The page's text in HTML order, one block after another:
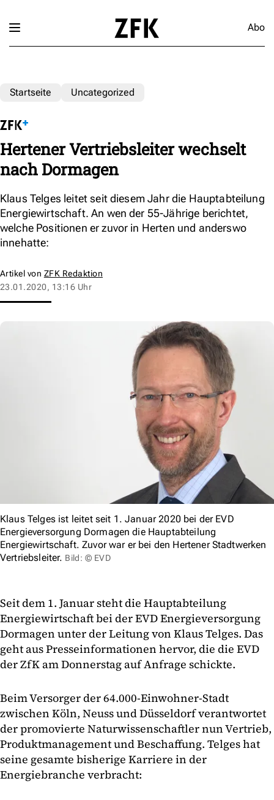
Abo
Startseite Uncategorized
Hertener Vertriebsleiter wechselt
nach Dormagen
Klaus Telges leitet seit diesem Jahr die Hauptabteilung
Energiewirtschaft. An wen der 55-Jährige berichtet,
welche Positionen er zuvor in Herten und anderswo
innehatte:
Artikel von ZFK Redaktion
23.01.2020, 13:16 Uhr
Klaus Telges ist leitet seit 1. Januar 2020 bei der EVD
Energieversorgung Dormagen die Hauptabteilung
Energiewirtschaft. Zuvor war er bei den Hertener Stadtwerken
Vertriebsleiter. Bild: © EVD
Seit dem 1. Januar steht die Hauptabteilung
Energiewirtschaft bei der EVD Energieversorgung
Dormagen unter der Leitung von Klaus Telges. Das
geht aus Presseinformationen hervor, die die EVD
der ZfK am Donnerstag auf Anfrage schickte.
Beim Versorger der 64.000-Einwohner-Stadt
zwischen Köln, Neuss und Düsseldorf verantwortet
der promovierte Naturwissenschaftler nun Vertrieb,
Produktmanagement und Beschaffung. Telges hat
seine gesamte bisherige Karriere in der
Energiebranche verbracht: